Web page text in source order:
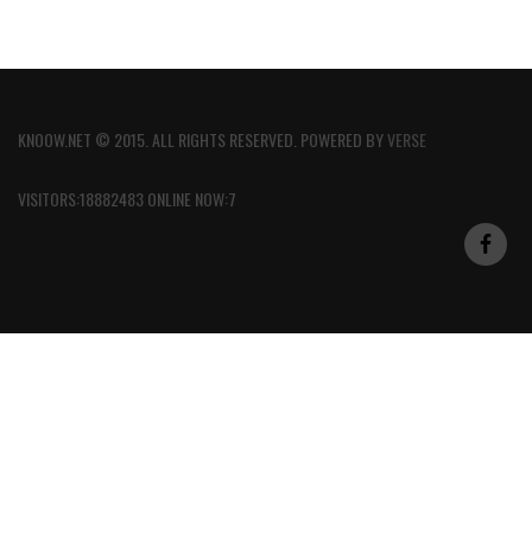
KNOOW.NET © 2015. ALL RIGHTS RESERVED. POWERED BYVERSE
VISITORS:18882483 ONLINE NOW:7